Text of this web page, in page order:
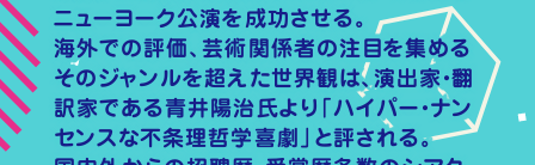
ニューヨーク公演を成功させる。
海外での評価、芸術関係者の注目を集める
そのジャンルを超えた世界観は、演出家・翻
訳家である⻘井陽治氏より「ハイパー・ナン
センスな不条理哲学喜劇」と評される。